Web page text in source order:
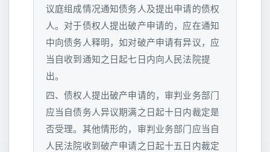
议庭组成情况通知债务人及提出申请的债权
人。对于债权人提出破产申请的，应在通知
中向债务人释明，如对破产申请有异议，应
当自收到通知之日起七日内向人民法院提
出。
四、债权人提出破产申请的，审判业务部门
应当自债务人异议期满之日起十日内裁定是
否受理。其他情形的，审判业务部门应当自
人民法院收到破产申请之日起十五日内裁定